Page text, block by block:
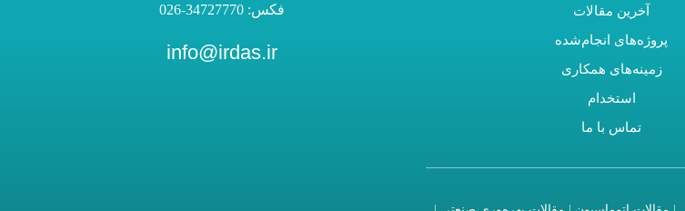
آخرین مقالات
پروژه‌های انجام‌شده
زمینه‌های همکاری
استخدام
تماس با ما
فکس: 34727770-026
info@irdas.ir